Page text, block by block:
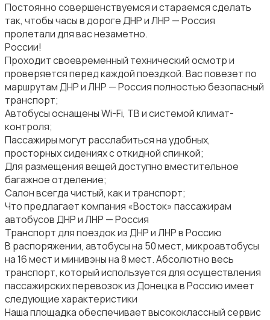
Постоянно совершенствуемся и стараемся сделать
так, чтобы часы в дороге ДНР и ЛНР — Россия
пролетали для вас незаметно.
России!
Проходит своевременный технический осмотр и
проверяется перед каждой поездкой. Вас повезет по
маршрутам ДНР и ЛНР — Россия полностью безопасный
транспорт;
Автобусы оснащены Wi-Fi, ТВ и системой климат-
контроля;
Пассажиры могут расслабиться на удобных,
просторных сидениях с откидной спинкой;
Для размещения вещей доступно вместительное
багажное отделение;
Салон всегда чистый, как и транспорт;
Что предлагает компания «Восток» пассажирам
автобусов ДНР и ЛНР — Россия
Транспорт для поездок из ДНР и ЛНР в Россию
В распоряжении, автобусы на 50 мест, микроавтобусы
на 16 мест и минивэны на 8 мест. Абсолютно весь
транспорт, который используется для осуществления
пассажирских перевозок из Донецка в Россию имеет
следующие характеристики
Наша площадка обеспечивает высококлассный сервис